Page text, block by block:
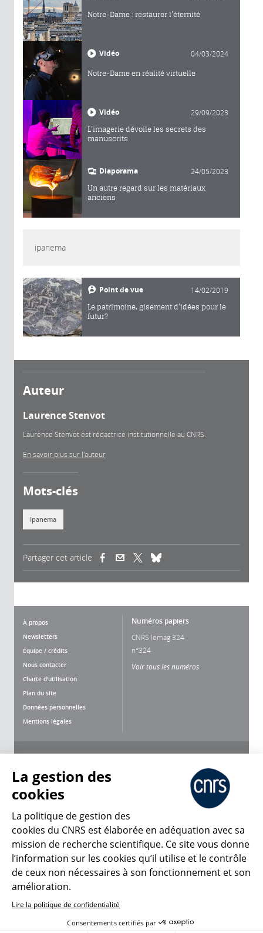
Notre-Dame : restaurer l’éternité
Vidéo 04/03/2024
Notre-Dame en réalité virtuelle
Vidéo 29/09/2023
L’imagerie dévoile les secrets des
manuscrits
Diaporama 24/05/2023
Un autre regard sur les matériaux
anciens
ipanema
Point de vue 14/02/2019
Le patrimoine, gisement d’idées pour le
futur?
Auteur
Laurence Stenvot
Laurence Stenvot est rédactrice institutionnelle au CNRS.
En savoir plus sur l'auteur
Mots-clés
Ipanema
Partager cet article (link is external)(link is external)
À propos
Newsletters
Équipe / crédits
Nous contacter
Charte d'utilisation
Plan du site
Données personnelles
Mentions légales
Numéros papiers
CNRS lemag 324
n°324
Voir tous les numéros
Nous suivre Partager
CNRS Le Mag
© 2026, CNRS
Créer un compte Se connecter
Gestion des cookies
La gestion des
cookies
La politique de gestion des
cookies du CNRS est élaborée en adéquation avec sa
mission de recherche scientifique. Ce site vous donne
l’information sur les cookies qu’il utilise et le contrôle
de ceux non nécessaires à son fonctionnement et son
amélioration.
Lire la politique de confidentialité
Consentements certifiés par